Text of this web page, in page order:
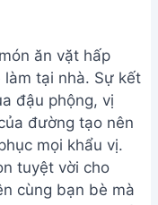
ăn vặt hấp
tại nhà. Sự kết
đậu phộng, vị
đường tạo nên
mọi khẩu vị.
tuyệt vời cho
cùng bạn bè mà